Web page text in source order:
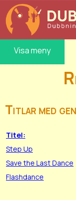
Visa meny
Titlar med
Titel:
Step Up
Save the Last Dance
Flashdance